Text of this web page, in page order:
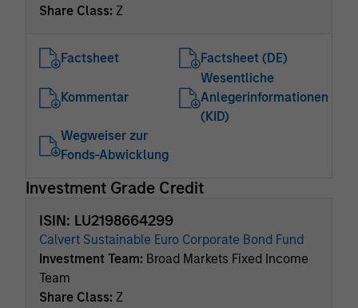
Share Class: Z
Factsheet Factsheet (DE)
Kommentar
Wesentliche
Anlegerinformationen
(KID)
Wegweiser zur
Fonds-Abwicklung
Investment Grade Credit
ISIN: LU2198664299
Calvert Sustainable Euro Corporate Bond Fund
Investment Team: Broad Markets Fixed Income
Team
Share Class: Z